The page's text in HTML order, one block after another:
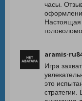
часы.
Настоящая
aramis-
Игра
это